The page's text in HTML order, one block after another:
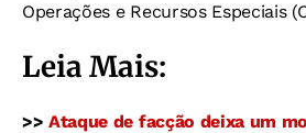
Operações e Recursos Especiais
Leia Mais:
>> Ataque de facção deixa um